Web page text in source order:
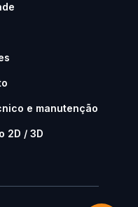
e manutenção
2D / 3D